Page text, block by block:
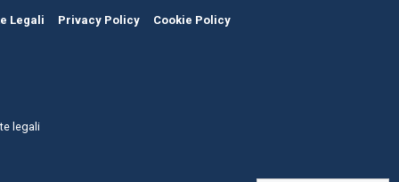
Legali Privacy Policy Cookie Policy
legali